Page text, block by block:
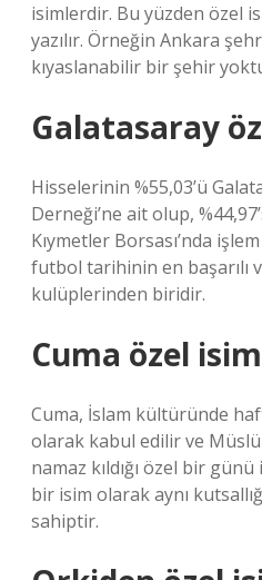
isimlerdir. Bu yüzden özel
yazılır. Örneğin Ankara
kıyaslanabilir bir şehir
Galatasaray
Hisselerinin %55,03’ü
Derneği’ne ait olup,
Kıymetler Borsası’nda
futbol tarihinin en başarılı
kulüplerinden biridir.
Cuma özel
Cuma, İslam kültüründe
olarak kabul edilir ve
namaz kıldığı özel bir
bir isim olarak aynı
sahiptir.